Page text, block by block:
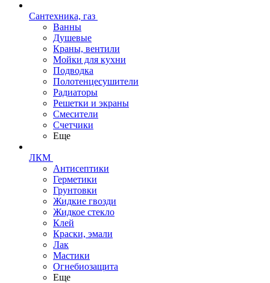
Сантехника, газ
Ванны
Душевые
Краны, вентили
Мойки для кухни
Подводка
Полотенцесушители
Радиаторы
Решетки и экраны
Смесители
Счетчики
Еще
ЛКМ
Антисептики
Герметики
Грунтовки
Жидкие гвозди
Жидкое стекло
Клей
Краски, эмали
Лак
Мастики
Огнебиозащита
Еще